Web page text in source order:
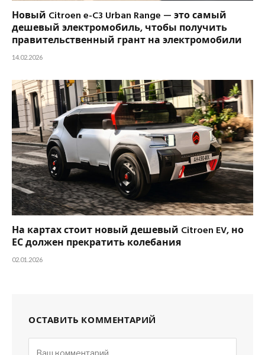
Новый Citroen e-C3 Urban Range — это самый
дешевый электромобиль, чтобы получить
правительственный грант на электромобили
14.02.2026
На картах стоит новый дешевый Citroen EV, но
ЕС должен прекратить колебания
02.01.2026
ОСТАВИТЬ КОММЕНТАРИЙ